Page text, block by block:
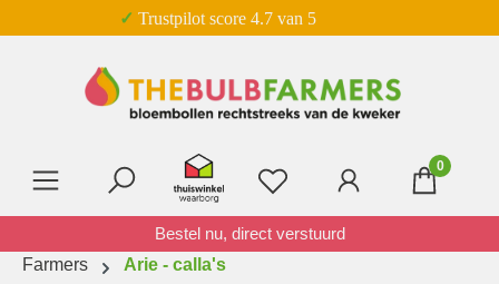
Ga naar de hoofdinhoud✓ Trustpilot score 4.7 van 5
Je hebt 0 items op je
0
Bestel nu, direct verstuurd
Farmers
Arie - calla's